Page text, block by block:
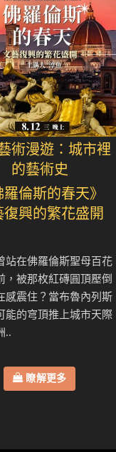
術漫遊：城市裡
的藝術史
羅倫斯的春天》
復興的繁花盛開
站在佛羅倫斯聖母百花
，被那枚紅磚圓頂壓倒
感震住？當布魯內列斯
能的穹頂推上城市天際
..
瞭解更多